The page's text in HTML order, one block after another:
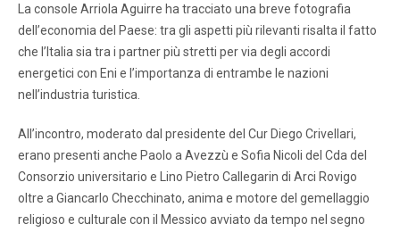
La console Arriola Aguirre ha tracciato una breve fotografia
dell’economia del Paese: tra gli aspetti più rilevanti risalta il fatto
che l’Italia sia tra i partner più stretti per via degli accordi
energetici con Eni e l’importanza di entrambe le nazioni
nell’industria turistica.
All’incontro, moderato dal presidente del Cur Diego Crivellari,
erano presenti anche Paolo a Avezzù e Sofia Nicoli del Cda del
Consorzio universitario e Lino Pietro Callegarin di Arci Rovigo
oltre a Giancarlo Checchinato, anima e motore del gemellaggio
religioso e culturale con il Messico avviato da tempo nel segno